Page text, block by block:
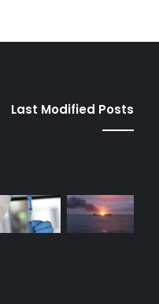
Last Modified Posts